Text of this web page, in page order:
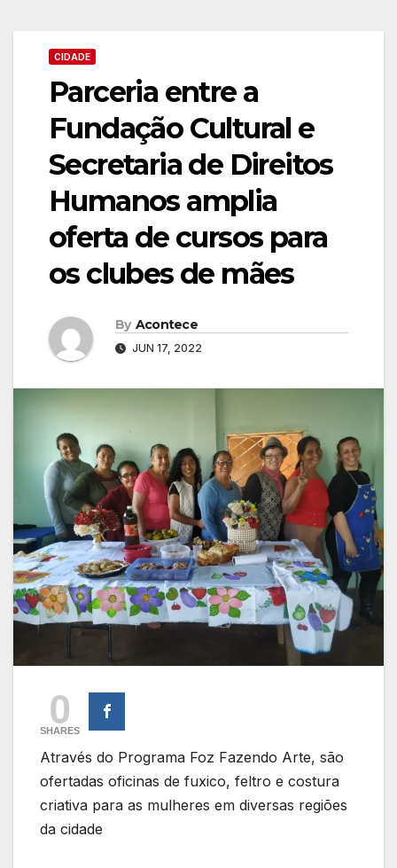
CIDADE
Parceria entre a
Fundação Cultural e
Secretaria de Direitos
Humanos amplia
oferta de cursos para
os clubes de mães
By Acontece
JUN 17, 2022
0
SHARES
Através do Programa Foz Fazendo Arte, são
ofertadas oficinas de fuxico, feltro e costura
criativa para as mulheres em diversas regiões
da cidade